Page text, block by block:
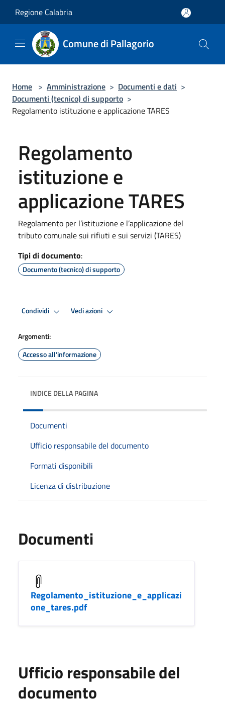
Regione Calabria
Comune di Pallagorio
Home > Amministrazione > Documenti e dati >
Documenti (tecnico) di supporto >
Regolamento istituzione e applicazione TARES
Regolamento
istituzione e
applicazione TARES
Regolamento per l’istituzione e l’applicazione del
tributo comunale sui rifiuti e sui servizi (TARES)
Tipi di documento:
Documento (tecnico) di supporto
Condividi Vedi azioni
Argomenti:
Accesso all'informazione
INDICE DELLA PAGINA
Documenti
Ufficio responsabile del documento
Formati disponibili
Licenza di distribuzione
Documenti
Regolamento_istituzione_e_applicazi
one_tares.pdf
Ufficio responsabile del
documento